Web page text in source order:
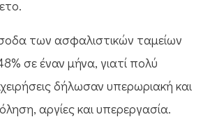
των ασφαλιστικών ταμείων
σε έναν μήνα, γιατί πολύ
δήλωσαν υπερωριακή και
αργίες και υπερεργασία.